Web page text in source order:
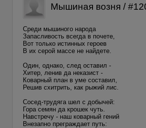
Мышиная возня /
Среди мышиного народа
Запасливость всегда в почете,
Вот только истинных героев
В их серой массе не найдете.
Один, однако, след оставил -
Хитер, ленив да неказист -
Коварный план в уме составил,
Решив схитрить, как рыжий лис.
Сосед-трудяга шел с добычей:
Гора семян да крошек чуть.
Навстречу - наш коварный гений
Внезапно преграждает путь: